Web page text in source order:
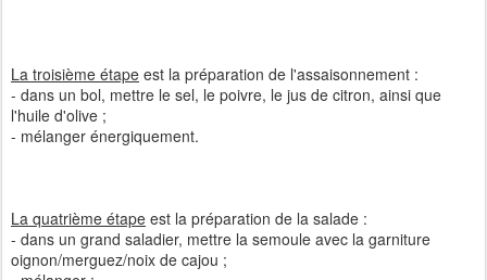
La troisième étape est la préparation de l'assaisonnement :
- dans un bol, mettre le sel, le poivre, le jus de citron, ainsi que
l'huile d'olive ;
- mélanger énergiquement.
La quatrième étape est la préparation de la salade :
- dans un grand saladier, mettre la semoule avec la garniture
oignon/merguez/noix de cajou ;